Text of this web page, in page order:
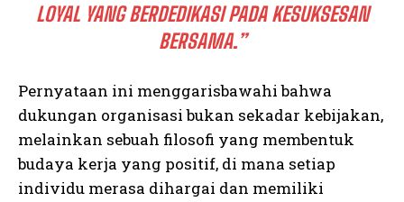
LOYAL YANG BERDEDIKASI PADA KESUKSESAN
BERSAMA.”
Pernyataan ini menggarisbawahi bahwa
dukungan organisasi bukan sekadar kebijakan,
melainkan sebuah filosofi yang membentuk
budaya kerja yang positif, di mana setiap
individu merasa dihargai dan memiliki